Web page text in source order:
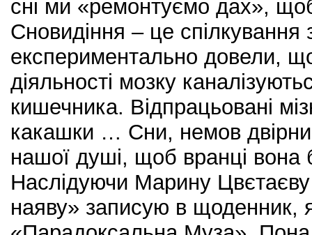
сні ми «ремонтуємо дах»,
Сновидіння – це
експериментально довели,
діяльності мозку
кишечника. Відпрацьовані
какашки … Сни, немов
нашої душі, щоб вранці вона
Наслідуючи Марину Цвєтаєву
наяву» записую в щоденник,